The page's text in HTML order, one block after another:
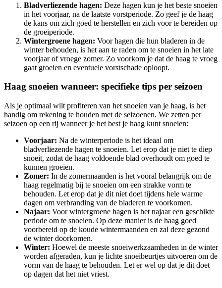
Bladverliezende hagen: Deze hagen kun je het beste snoeien
in het voorjaar, na de laatste vorstperiode. Zo geef je de haag
de kans om zich goed te herstellen en zich voor te bereiden op
de groeiperiode.
Wintergroene hagen: Voor hagen die hun bladeren in de
winter behouden, is het aan te raden om te snoeien in het late
voorjaar of vroege zomer. Zo voorkom je dat de haag te vroeg
gaat groeien en eventuele vorstschade oploopt.
Haag snoeien wanneer: specifieke tips per seizoen
Als je optimaal wilt profiteren van het snoeien van je haag, is het
handig om rekening te houden met de seizoenen. We zetten per
seizoen op een rij wanneer je het best je haag kunt snoeien:
Voorjaar: Na de winterperiode is het ideaal om
bladverliezende hagen te snoeien. Let erop dat je niet te diep
snoeit, zodat de haag voldoende blad overhoudt om goed te
kunnen groeien.
Zomer: In de zomermaanden is het vooral belangrijk om de
haag regelmatig bij te snoeien om een strakke vorm te
behouden. Let erop dat je dit niet doet tijdens hele warme
dagen om verbranding van de bladeren te voorkomen.
Najaar: Voor wintergroene hagen is het najaar een geschikte
periode om te snoeien. Op deze manier is de haag goed
voorbereid op de koude wintermaanden en zal deze gezond
de winter doorkomen.
Winter: Hoewel de meeste snoeiwerkzaamheden in de winter
worden afgeraden, kun je lichte snoeibeurtjes uitvoeren om de
vorm van de haag te behouden. Let er wel op dat je dit doet
op dagen dat het niet vriest.